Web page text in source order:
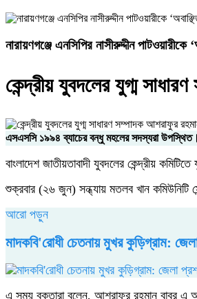
নারায়ণগঞ্জে এনসিপির নাসীরুদ্দীন পাটওয়ারীকে
কেন্দ্রীয় যুবদলের যুগ্ম
এসএসসি ১৯৯৪ ব্যাচের বন্ধু মহলের সদস্যরা উপস্থিত।
বাংলাদেশ জাতীয়তাবাদী যুবদলের কেন্দ্রীয়
শুক্রবার (২৬ জুন) সন্ধ্যায় মতলব খান কমিউনিটি
আরো পড়ুন
মাদকবি'রোধী চেতনায় মুখর কুড়িগ্রাম:
এ সময় বক্তারা বলেন, আশরাফুর রহমান বাবুর এ